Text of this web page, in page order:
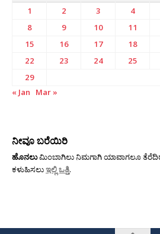
1
2 3 4
8
9 10 11
15
16 17 18
22
23 24 25
29
« Jan
Mar »
ನೀವೂ ಬರೆಯಿರಿ
ಹೊನಲುಮಿಂಬಾಗಿಲು ನಿಮಗಾಗಿ ಯಾವಾಗಲೂ
ಕಳುಹಿಸಲುಇಲ್ಲಿ ಒತ್ತಿ.